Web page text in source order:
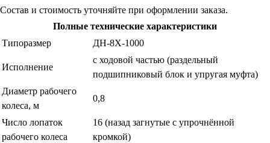
Состав и стоимость уточняйте при оформлении заказа.
Полные технические характеристики
Типоразмер
ДН-8Х-1000
Исполнение
с ходовой частью (раздельный
подшипниковый блок и упругая муфта)
Диаметр рабочего
колеса, м
0,8
Число лопаток
рабочего колеса
16 (назад загнутые с упрочнённой
кромкой)